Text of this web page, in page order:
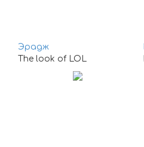
Эрадж
The look of LOL